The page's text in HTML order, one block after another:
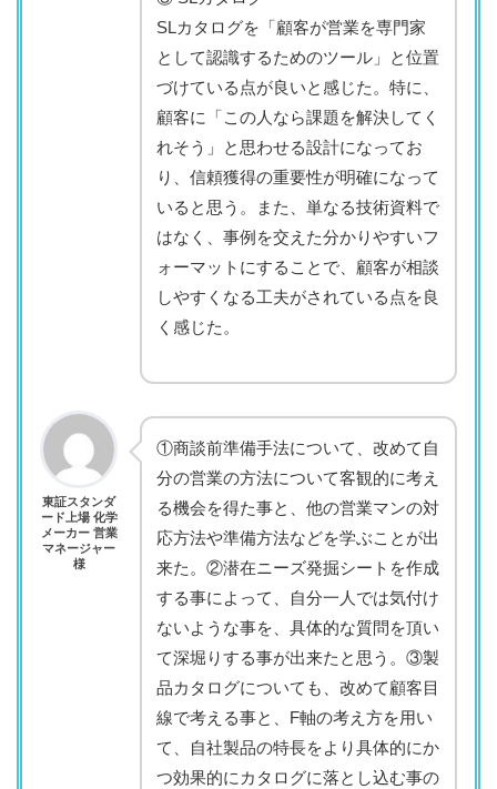
SLカタログを「顧客が営業を専門家
として認識するためのツール」と位置
づけている点が良いと感じた。特に、
顧客に「この人なら課題を解決してく
れそう」と思わせる設計になってお
り、信頼獲得の重要性が明確になって
いると思う。また、単なる技術資料で
はなく、事例を交えた分かりやすいフ
ォーマットにすることで、顧客が相談
しやすくなる工夫がされている点を良
く感じた。
東証スタンダ
ード上場 化学
メーカー 営業
マネージャー
様
①商談前準備手法について、改めて自
分の営業の方法について客観的に考え
る機会を得た事と、他の営業マンの対
応方法や準備方法などを学ぶことが出
来た。②潜在ニーズ発掘シートを作成
する事によって、自分一人では気付け
ないような事を、具体的な質問を頂い
て深堀りする事が出来たと思う。③製
品カタログについても、改めて顧客目
線で考える事と、F軸の考え方を用い
て、自社製品の特長をより具体的にか
つ効果的にカタログに落とし込む事の